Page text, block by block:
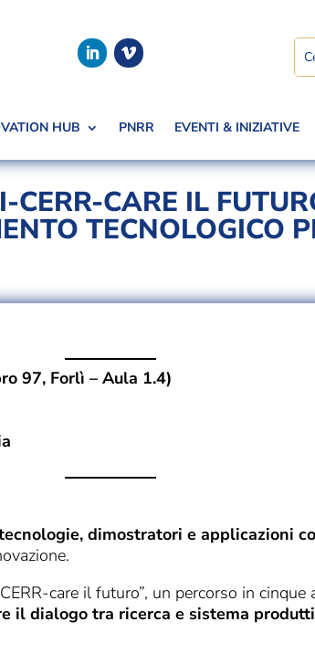
HUB PNRR EVENTI & INIZIATIVE
CARE IL
TECNOLOGICO
97, Forlì – Aula 1.4)
dimostratori e applicazioni
care il futuro”, un percorso in
il dialogo tra ricerca e sistema